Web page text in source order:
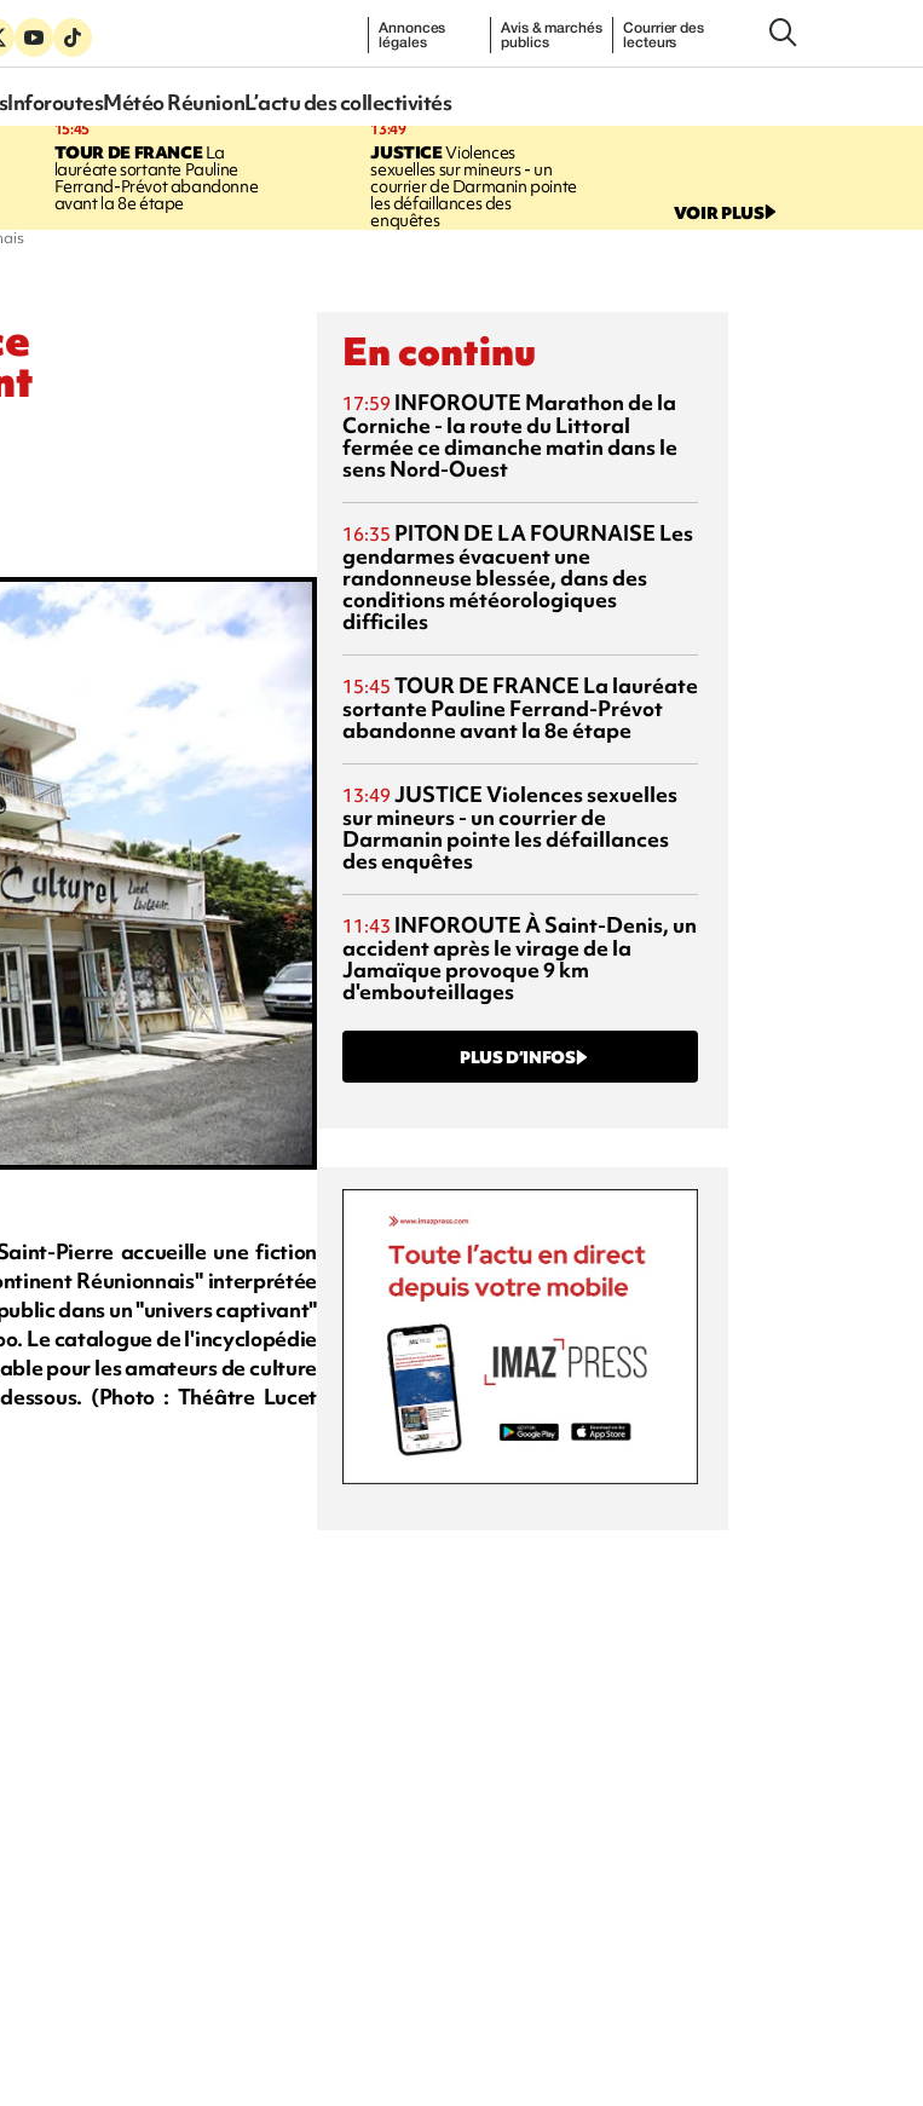
Annonces
légales
Avis & marchés
publics
Courrier des
lecteurs
InforoutesMétéo RéunionL’actu des collectivités
15:45
TOUR DE FRANCELa
lauréate sortante Pauline
Ferrand-Prévot abandonne
avant la 8e étape
13:49
JUSTICEViolences
sexuelles sur mineurs - un
courrier de Darmanin pointe
les défaillances des
enquêtes VOIR PLUS
Pierre accueille une fiction
Réunionnais" interprétée
dans un "univers captivant"
Le catalogue de l'incyclopédie
pour les amateurs de culture
(Photo : Théâtre Lucet
En continu
17:59 INFOROUTE Marathon de la
Corniche - la route du Littoral
fermée ce dimanche matin dans le
sens Nord-Ouest
16:35 PITON DE LA FOURNAISE Les
gendarmes évacuent une
randonneuse blessée, dans des
conditions météorologiques
difficiles
15:45 TOUR DE FRANCE La lauréate
sortante Pauline Ferrand-Prévot
abandonne avant la 8e étape
13:49 JUSTICEViolences sexuelles
sur mineurs - un courrier de
Darmanin pointe les défaillances
des enquêtes
11:43 INFOROUTEÀ Saint-Denis, un
accident après le virage de la
Jamaïque provoque 9 km
d'embouteillages
PLUS D’INFOS